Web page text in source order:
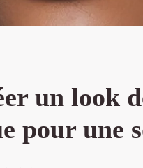
un look
pour une